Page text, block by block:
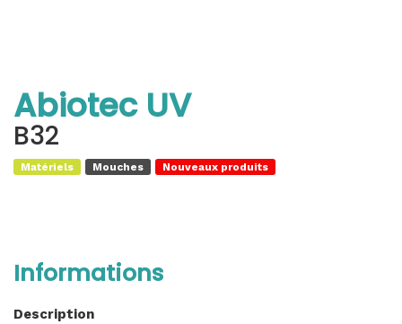
Abiotec UV
B32
Matériels Mouches Nouveaux produits
Informations
Description